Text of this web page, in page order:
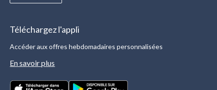
Téléchargez l'appli
Accéder aux offres hebdomadaires personnalisées
En savoir plus